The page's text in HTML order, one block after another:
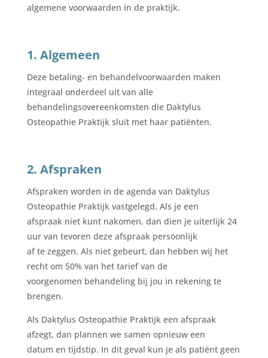
algemene voorwaarden in de praktijk.
1. Algemeen
Deze betaling- en behandelvoorwaarden maken
integraal onderdeel uit van alle
behandelingsovereenkomsten die Daktylus
Osteopathie Praktijk sluit met haar patiënten.
2. Afspraken
Afspraken worden in de agenda van Daktylus
Osteopathie Praktijk vastgelegd. Als je een
afspraak niet kunt nakomen, dan dien je uiterlijk 24
uur van tevoren deze afspraak persoonlijk
af te zeggen. Als niet gebeurt, dan hebben wij het
recht om 50% van het tarief van de
voorgenomen behandeling bij jou in rekening te
brengen.
Als Daktylus Osteopathie Praktijk een afspraak
afzegt, dan plannen we samen opnieuw een
datum en tijdstip. In dit geval kun je als patiënt geen